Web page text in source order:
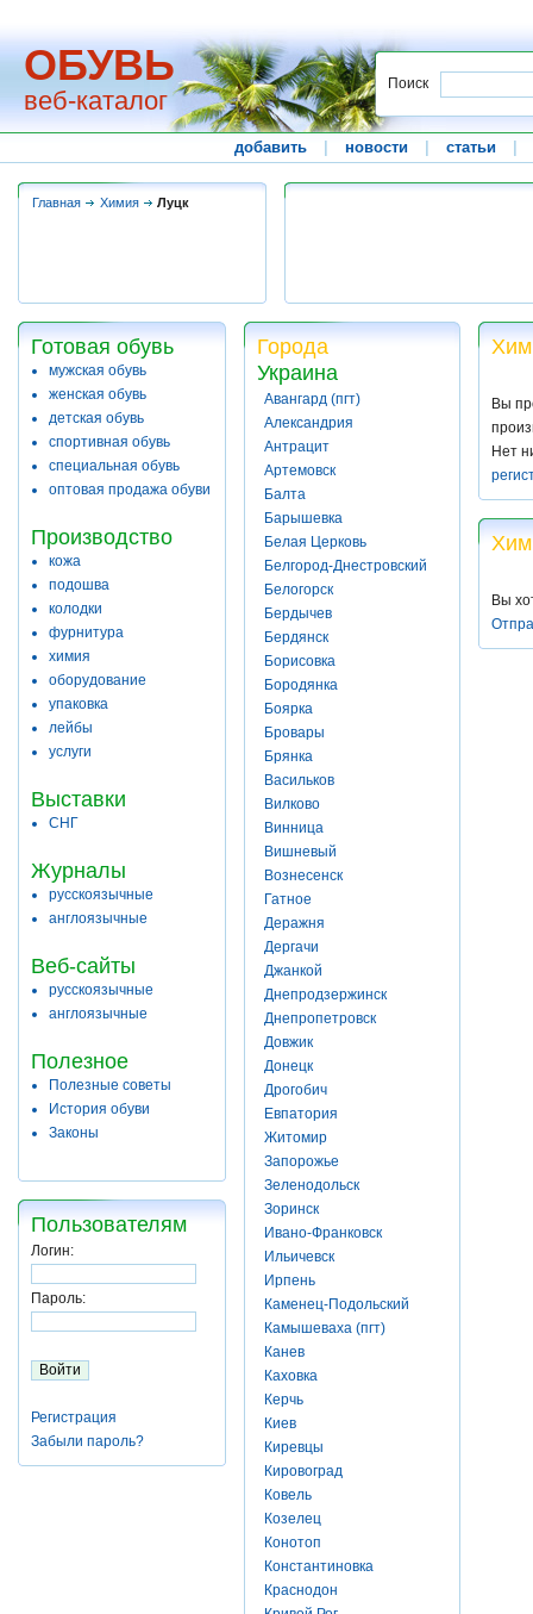
ОБУВЬ
веб-каталог
Поиск
добавить новости статьи
Главная Химия Луцк
Готовая обувь
мужская обувь
женская обувь
детская обувь
спортивная обувь
специальная обувь
оптовая продажа обуви
Производство
кожа
подошва
колодки
фурнитура
химия
оборудование
упаковка
лейбы
услуги
Выставки
СНГ
Журналы
русскоязычные
англоязычные
Веб-сайты
русскоязычные
англоязычные
Полезное
Полезные советы
История обуви
Законы
Пользователям
Логин:
Пароль:
Регистрация
Забыли пароль?
Города
Украина
Авангард (пгт)
Александрия
Антрацит
Артемовск
Балта
Барышевка
Белая Церковь
Белгород-Днестровский
Белогорск
Бердычев
Бердянск
Борисовка
Бородянка
Боярка
Бровары
Брянка
Васильков
Вилково
Винница
Вишневый
Вознесенск
Гатное
Деражня
Дергачи
Джанкой
Днепродзержинск
Днепропетровск
Довжик
Донецк
Дрогобич
Евпатория
Житомир
Запорожье
Зеленодольск
Зоринск
Ивано-Франковск
Ильичевск
Ирпень
Каменец-Подольский
Камышеваха (пгт)
Канев
Каховка
Керчь
Киев
Киревцы
Кировоград
Ковель
Козелец
Конотоп
Константиновка
Краснодон
Вы
Нет
Вы